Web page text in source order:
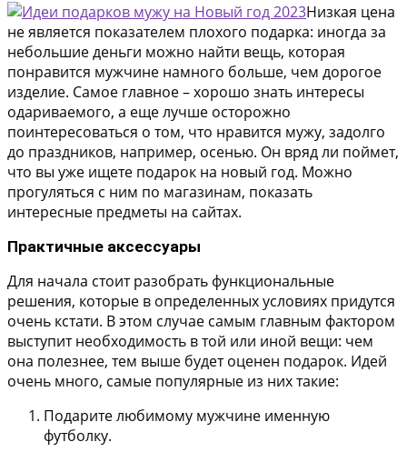
Низкая цена
не является показателем плохого подарка: иногда за
небольшие деньги можно найти вещь, которая
понравится мужчине намного больше, чем дорогое
изделие. Самое главное – хорошо знать интересы
одариваемого, а еще лучше осторожно
поинтересоваться о том, что нравится мужу, задолго
до праздников, например, осенью. Он вряд ли поймет,
что вы уже ищете подарок на новый год. Можно
прогуляться с ним по магазинам, показать
интересные предметы на сайтах.
Практичные аксессуары
Для начала стоит разобрать функциональные
решения, которые в определенных условиях придутся
очень кстати. В этом случае самым главным фактором
выступит необходимость в той или иной вещи: чем
она полезнее, тем выше будет оценен подарок. Идей
очень много, самые популярные из них такие:
Подарите любимому мужчине именную
футболку.